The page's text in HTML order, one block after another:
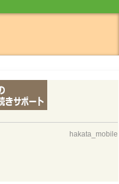
hakata_mobile